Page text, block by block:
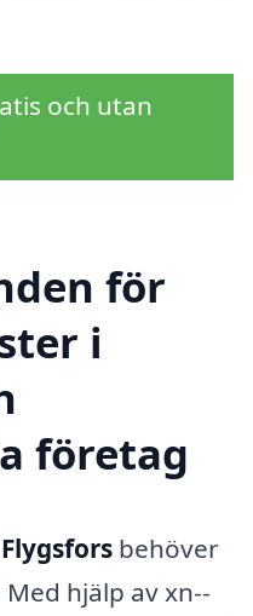
och utan
för
i
företag
behöver
hjälp av xn--